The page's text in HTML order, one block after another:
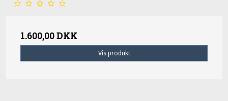
1.600,00 DKK
Vis produkt